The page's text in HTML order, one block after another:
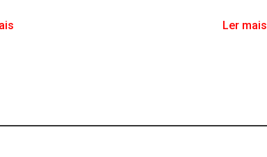
Ler mais